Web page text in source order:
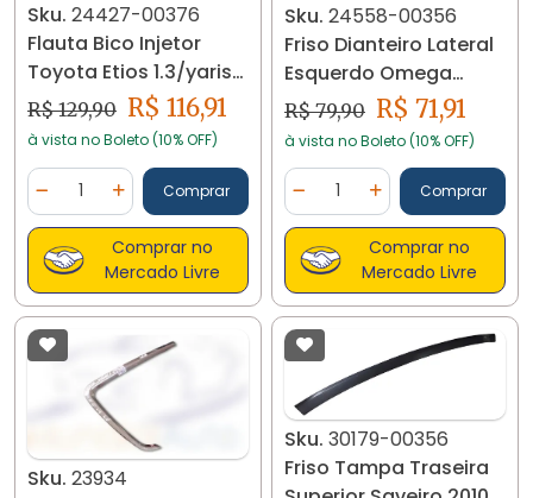
Sku. 24427-00376
Flauta Bico Injetor
Toyota Etios 1.3/yaris
1.5 18/21 24427
R$ 129,90 R$ 116,91
à vista no Boleto (10% OFF)
Diminuir Quantidade
Quantidade
Adicionar Quantidade
Comprar
Comprar no
Mercado Livre
Sku. 24558-00356
Friso Dianteiro Lateral
Esquerdo Omega
93/98 24558
R$ 79,90 R$ 71,91
à vista no Boleto (10% OFF)
Diminuir Quantidade
Quantidade
AdicionarComprar
Comprar no
Mercado Livre
Sku. 23934
Sku. 30179-00356
Friso Tampa Traseira